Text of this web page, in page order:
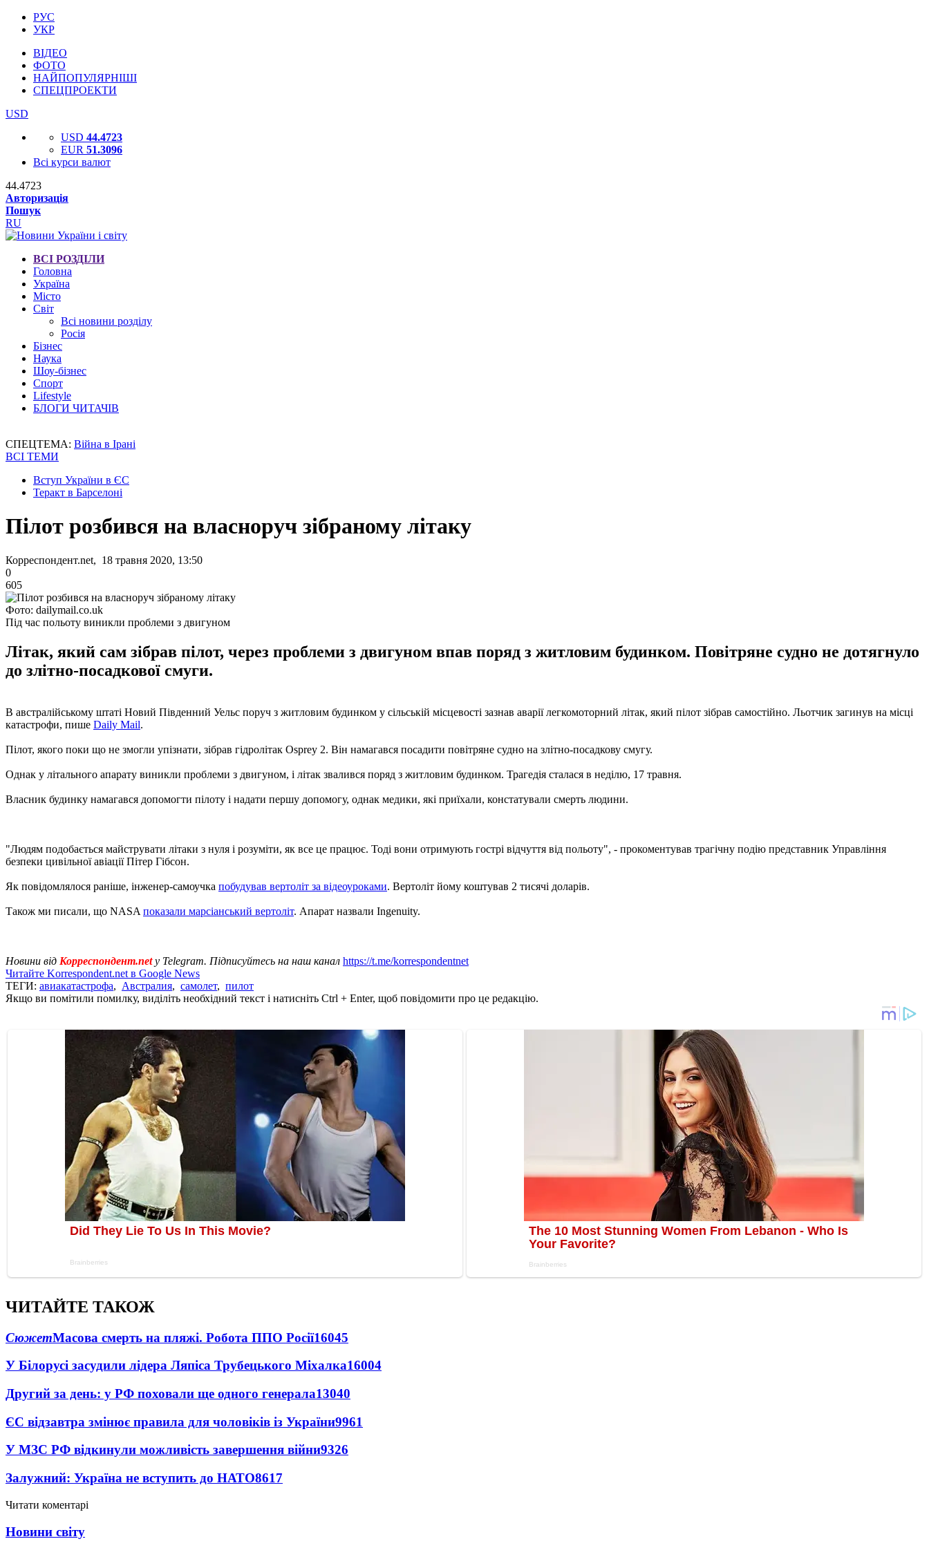
РУС
УКР
ВІДЕО
ФОТО
НАЙПОПУЛЯРНІШІ
СПЕЦПРОЕКТИ
USD
USD 44.4723
EUR 51.3096
Всі курси валют
44.4723
Авторизація
Пошук
RU
ВСІ РОЗДІЛИ
Головна
Україна
Місто
Світ
Всі новини розділу
Росія
Бізнес
Наука
Шоу-бізнес
Спорт
Lifestyle
БЛОГИ ЧИТАЧІВ
СПЕЦТЕМА: Війна в Ірані
ВСІ ТЕМИ
Вступ України в ЄС
Теракт в Барселоні
Пілот розбився на власноруч зібраному літаку
Корреспондент.net, 18 травня 2020, 13:50
0
605
Фото: dailymail.co.uk
Під час польоту виникли проблеми з двигуном
Літак, який сам зібрав пілот, через проблеми з двигуном впав поряд з житловим будинком. Повітряне судно не дотягнуло
до злітно-посадкової смуги.
В австралійському штаті Новий Південний Уельс поруч з житловим будинком у сільській місцевості зазнав аварії легкомоторний літак, який пілот зібрав самостійно. Льотчик загинув на місці
катастрофи, пише Daily Mail.
Пілот, якого поки що не змогли упізнати, зібрав гідролітак Osprey 2. Він намагався посадити повітряне судно на злітно-посадкову смугу.
Однак у літального апарату виникли проблеми з двигуном, і літак звалився поряд з житловим будинком. Трагедія сталася в неділю, 17 травня.
Власник будинку намагався допомогти пілоту і надати першу допомогу, однак медики, які приїхали, констатували смерть людини.
"Людям подобається майструвати літаки з нуля і розуміти, як все це працює. Тоді вони отримують гострі відчуття від польоту", - прокоментував трагічну подію представник Управління
безпеки цивільної авіації Пітер Гібсон.
Як повідомлялося раніше, інженер-самоучка побудував вертоліт за відеоуроками. Вертоліт йому коштував 2 тисячі доларів.
Також ми писали, що NASA показали марсіанський вертоліт. Апарат назвали Ingenuity.
Новини від Корреспондент.net у Telegram. Підписуйтесь на наш канал https://t.me/korrespondentnet
Читайте Korrespondent.net в Google News
ТЕГИ: авиакатастрофа, Австралия, самолет, пилот
Якщо ви помітили помилку, виділіть необхідний текст і натисніть Ctrl + Enter, щоб повідомити про це редакцію.
ЧИТАЙТЕ ТАКОЖ
СюжетМасова смерть на пляжі. Робота ППО Росії16045
У Білорусі засудили лідера Ляпіса Трубецького Міхалка16004
Другий за день: у РФ поховали ще одного генерала13040
ЄС відзавтра змінює правила для чоловіків із України9961
У МЗС РФ відкинули можливість завершення війни9326
Залужний: Україна не вступить до НАТО8617
Читати коментарі
Новини світу